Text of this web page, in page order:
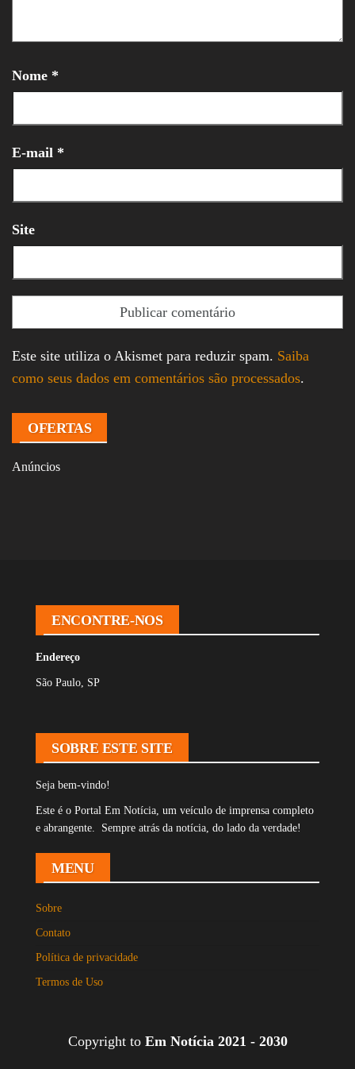
Nome *
E-mail *
Site
Este site utiliza o Akismet para reduzir spam. Saiba
como seus dados em comentários são processados.
OFERTAS
Anúncios
ENCONTRE-NOS
Endereço
São Paulo, SP
SOBRE ESTE SITE
Seja bem-vindo!
Este é o Portal Em Notícia, um veículo de imprensa completo
e abrangente. Sempre atrás da notícia, do lado da verdade!
MENU
Sobre
Contato
Política de privacidade
Termos de Uso
Copyright to Em Notícia 2021 - 2030